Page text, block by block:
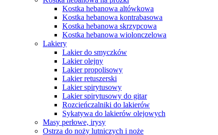
Kostka hebanowa altówkowa
Kostka hebanowa kontrabasowa
Kostka hebanowa skrzypcowa
Kostka hebanowa wiolonczelowa
Lakiery
Lakier do smyczków
Lakier olejny
Lakier propolisowy
Lakier retuszerski
Lakier spirytusowy
Lakier spirytusowy do gitar
Rozcieńczalniki do lakierów
Sykatywa do lakierów olejowych
Masy perłowe, irysy
Ostrza do noży lutniczych i noże